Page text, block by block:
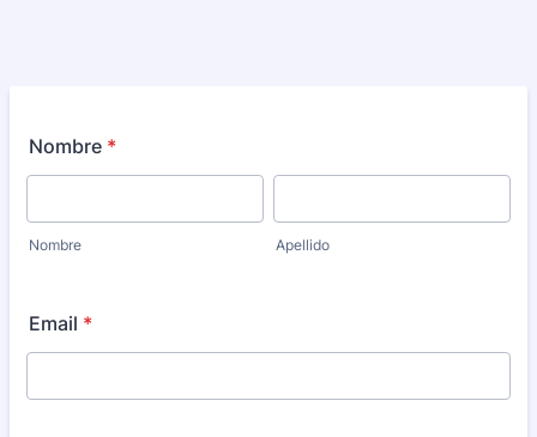
Nombre *
Nombre Apellido
Email *